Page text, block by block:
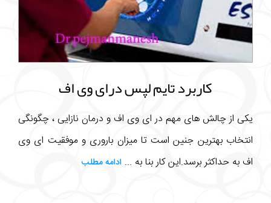
کاربرد تایم لپس درای وی اف
یکی از چالش های مهم در ای وی اف و درمان نازایی ، چگونگی
انتخاب بهترین جنین است تا میزان باروری و موفقیت ای وی
اف به حداکثر برسد.این کار بنا به ... ادامه مطلب